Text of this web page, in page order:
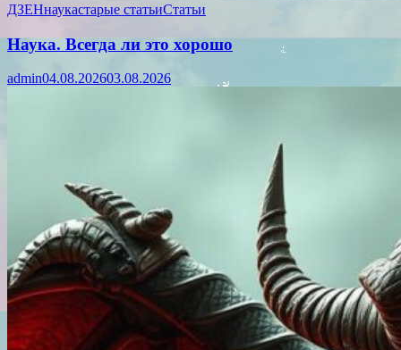
ДЗЕНнаукастарые статьиСтатьи
Наука. Всегда ли это хорошо
admin04.08.202603.08.2026